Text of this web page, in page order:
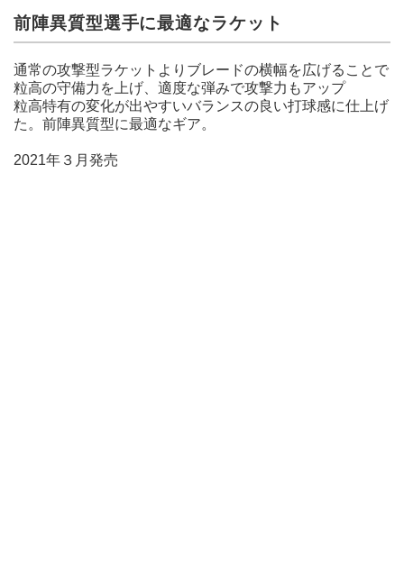
前陣異質型選手に最適なラケット
通常の攻撃型ラケットよりブレードの横幅を広げることで
粒高の守備力を上げ、適度な弾みで攻撃力もアップ
粒高特有の変化が出やすいバランスの良い打球感に仕上げ
た。前陣異質型に最適なギア。
2021年３月発売